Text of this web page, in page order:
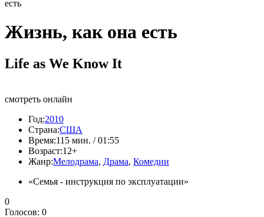
есть
Жизнь, как она есть
Life as We Know It
смотреть онлайн
Год:2010
Страна:США
Время:115 мин. / 01:55
Возраст:12+
Жанр:Мелодрама, Драма, Комедии
«Семья - инструкция по эксплуатации»
0
Голосов: 0